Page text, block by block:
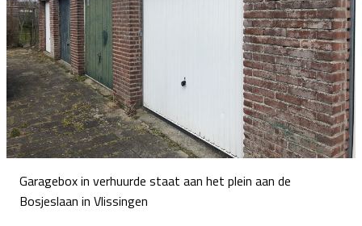
Garagebox in verhuurde staat aan het plein aan de
Bosjeslaan in Vlissingen